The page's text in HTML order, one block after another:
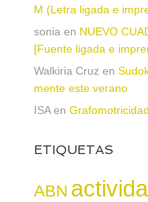
M (Letra ligada e
sonia en NUEVO
[Fuente ligada e
Walkiria Cruz en
mente este verano
ISAen
ETIQUETAS
ABN